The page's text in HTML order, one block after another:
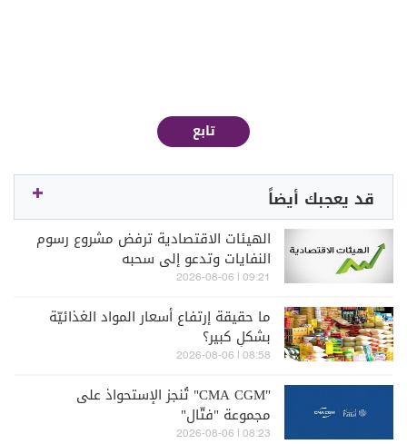
تابع
قد يعجبك أيضاً
الهيئات الاقتصادية ترفض مشروع رسوم
النفايات وتدعو إلى سحبه
09:21 | 2026-08-06
ما حقيقة إرتفاع أسعار المواد الغذائيّة
بشكلٍ كبير؟
08:58 | 2026-08-06
"CMA CGM" تُنجز الإستحواذ على
مجموعة "فتّال"
08:23 | 2026-08-06